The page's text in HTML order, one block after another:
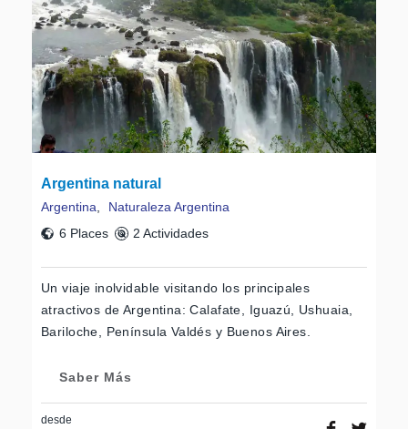
Argentina natural
Argentina
Naturaleza Argentina
6 Places
2 Actividades
Un viaje inolvidable visitando los principales
atractivos de Argentina: Calafate, Iguazú, Ushuaia,
Bariloche, Península Valdés y Buenos Aires.
Saber Más
desde